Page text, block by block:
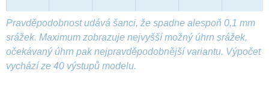
Pravděpodobnost udává šanci, že spadne alespoň 0,1 mm
srážek. Maximum zobrazuje nejvyšší možný úhrn srážek,
očekávaný úhrn pak nejpravděpodobnější variantu. Výpočet
vychází ze 40 výstupů modelu.